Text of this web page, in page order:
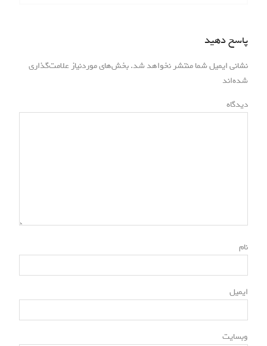
ن
و
ت
p
s
s
t
پاسخ دهید
نشانی ایمیل شما منتشر نخواهد شد.بخش‌های موردنیاز علامت‌گذاری
شده‌اند
دیدگاه
نام*
ایمیل*
وبسایت